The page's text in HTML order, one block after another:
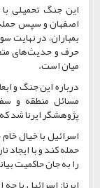
این جنگ تحمیلی
اصفهان و سپس حمله
بمباران، در نهایت
حرف و حدیث‌های
میان است.
درباره این جنگ و
مسائل منطقه و
پژوهشگر ایرنا شد
اسرائیل با خیال
حمله کند و با
را به جان حاکمیت